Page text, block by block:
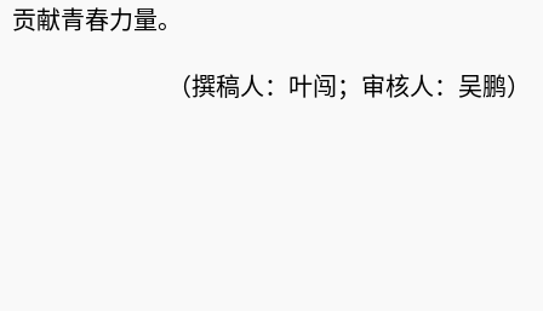
贡献青春力量。
（撰稿人：叶闯；审核人：吴鹏）